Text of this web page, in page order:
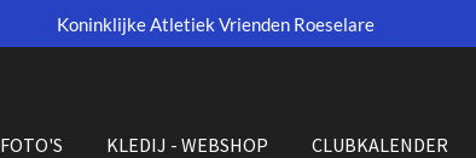
Koninklijke Atletiek Vrienden Roeselare
FOTO'S KLEDIJ - WEBSHOP CLUBKALENDER